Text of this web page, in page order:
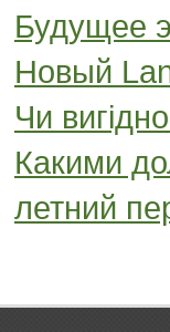
Будущее
Новый
Чи
Какими
летний